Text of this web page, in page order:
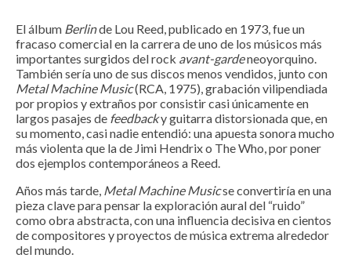
El álbum Berlinde Lou Reed, publicado en 1973, fue un
fracaso comercial en la carrera de uno de los músicos más
importantes surgidos del rock avant-gardeneoyorquino.
También sería uno de sus discos menos vendidos, junto con
Metal Machine Music(RCA, 1975), grabación vilipendiada
por propios y extraños por consistir casi únicamente en
largos pasajes de feedbacky guitarra distorsionada que, en
su momento, casi nadie entendió: una apuesta sonora mucho
más violenta que la de Jimi Hendrix o The Who, por poner
dos ejemplos contemporáneos a Reed.
Años más tarde, Metal Machine Musicse convertiría en una
pieza clave para pensar la exploración aural del “ruido”
como obra abstracta, con una influencia decisiva en cientos
de compositores y proyectos de música extrema alrededor
del mundo.